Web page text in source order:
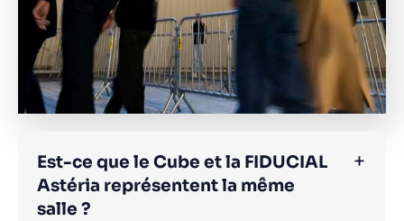
Est-ce que le Cube et la FIDUCIAL
Astéria représentent la même
salle ?